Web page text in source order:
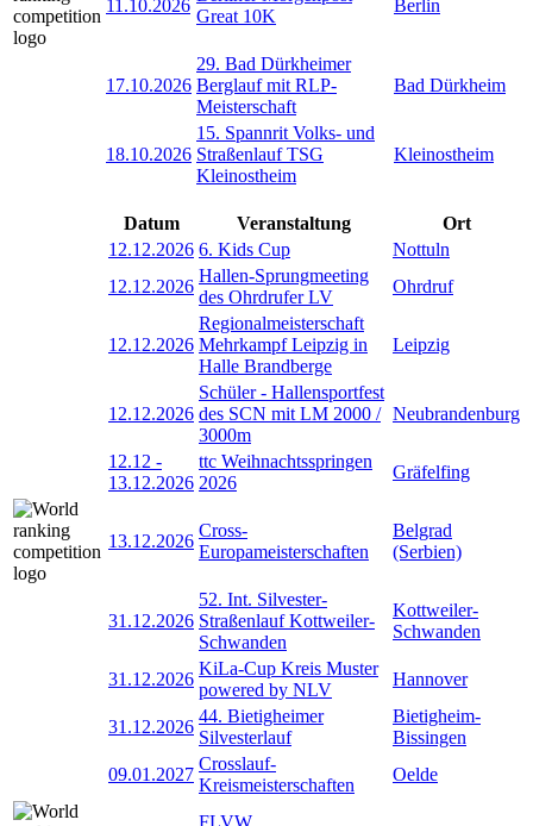
11.10.2026
Great 10K
Berlin
17.10.2026
29. Bad Dürkheimer
Berglauf mit RLP-
Meisterschaft
Bad Dürkheim
18.10.2026
15. Spannrit Volks- und
Straßenlauf TSG
Kleinostheim
Kleinostheim
Datum Veranstaltung
Ort
12.12.2026 6. Kids Cup
Nottuln
12.12.2026
Hallen-Sprungmeeting
des Ohrdrufer LV
Ohrdruf
12.12.2026
Regionalmeisterschaft
Mehrkampf Leipzig in
Halle Brandberge
Leipzig
12.12.2026
Schüler - Hallensportfest
des SCN mit LM 2000 /
3000m
Neubrandenburg
12.12 -
13.12.2026
ttc Weihnachtsspringen
2026
Gräfelfing
13.12.2026
Cross-
Europameisterschaften
Belgrad
(Serbien)
31.12.2026
52. Int. Silvester-
Straßenlauf Kottweiler-
Schwanden
Kottweiler-
Schwanden
31.12.2026
KiLa-Cup Kreis Muster
powered by NLV
Hannover
31.12.2026
44. Bietigheimer
Silvesterlauf
Bietigheim-
Bissingen
09.01.2027
Crosslauf-
Kreismeisterschaften
Oelde
FLVW